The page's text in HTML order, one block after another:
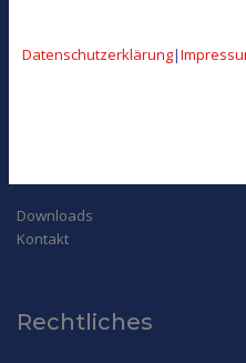
Downloads
Kontakt
Rechtliches
Datenschutzerklärung|